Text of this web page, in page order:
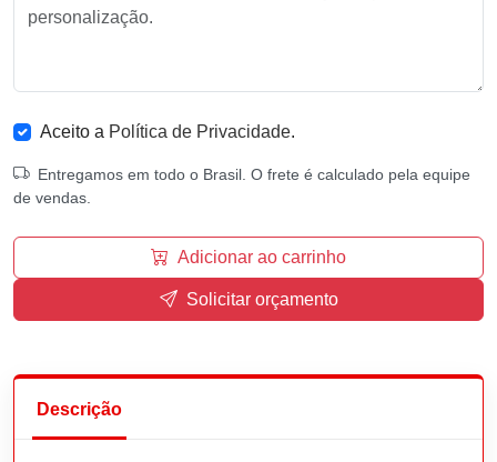
Aceito a Política de Privacidade.
Entregamos em todo o Brasil. O frete é calculado pela equipe
de vendas.
Adicionar ao carrinho
Solicitar orçamento
Descrição